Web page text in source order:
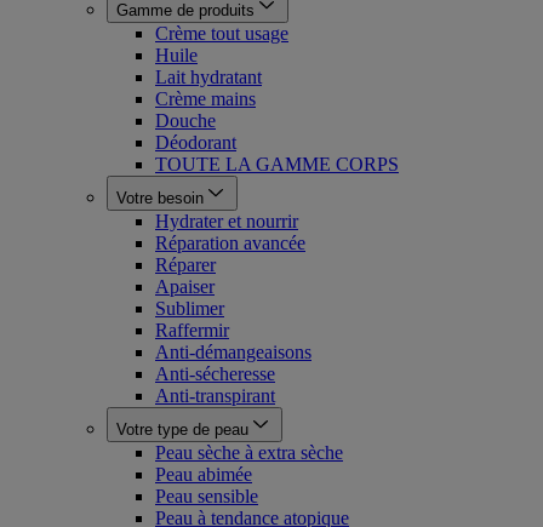
Gamme de produits
Crème tout usage
Huile
Lait hydratant
Crème mains
Douche
Déodorant
TOUTE LA GAMME CORPS
Votre besoin
Hydrater et nourrir
Réparation avancée
Réparer
Apaiser
Sublimer
Raffermir
Anti-démangeaisons
Anti-sécheresse
Anti-transpirant
Votre type de peau
Peau sèche à extra sèche
Peau abimée
Peau sensible
Peau à tendance atopique